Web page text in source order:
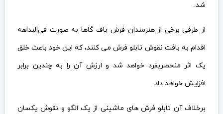
شد.
از طرفی برخی از هنرمندان فرش باف گاها به صورت فی‌البداهه
اقدام به بافت نقوش تابلو فرش می کنند، که این خود باعث خلق
یک اثر منحصربفرد خواهد شد و ارزش آن را به چندین برابر
افزایش خواهد داد.
برخلاف آن تابلو فرش های ماشینی از یک الگو و نقوش یکسان